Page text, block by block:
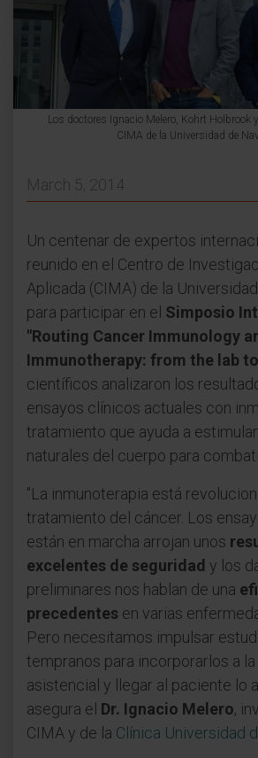
Los doctores Ignacio Melero, Kohrt Holbrook
CIMA de la Universidad de
March 5, 2014
Un centenar de expertos
reunido en el Centro de
Aplicada (CIMA) de la
para participar en el Simposio
"Routing Cancer Immunology
Immunotherapy: from the lab
científicos analizaron los
ensayos clínicos actuales con
tratamiento que ayuda a
naturales del cuerpo para
"La inmunoterapia está
tratamiento del cáncer. Los
están en marcha arrojan unos
excelentes de seguridad y los
preliminares nos hablan de una
precedentes en varias
Pero necesitamos impulsar
tempranos para incorporarlos a la
asistencial y llegar al paciente lo
asegura el Dr. Ignacio Melero,
CIMA y de la Clínica Universidad